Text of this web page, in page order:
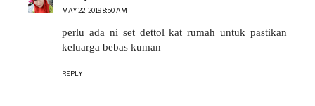
MAY 22, 2019 8:50 AM
perlu ada ni set dettol kat rumah untuk pastikan
keluarga bebas kuman
REPLY